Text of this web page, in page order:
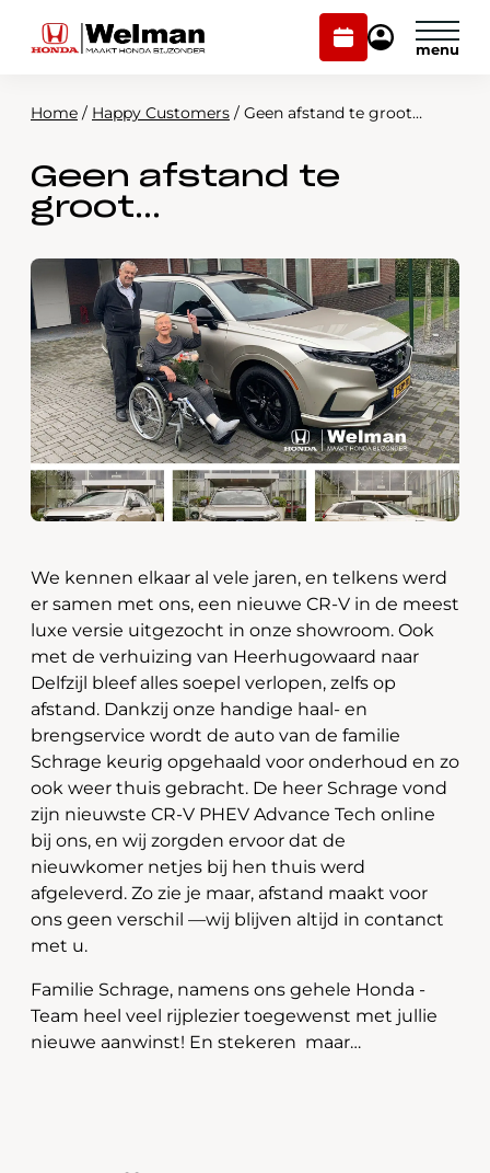
Plan
onderhoud
Mijn
Modellen
Voorraad
Over ons
Webshop
Contact
Plan onderhoud
Home / Happy Customers / Geen afstand te groot…
Geen afstand te
groot…
We kennen elkaar al vele jaren, en telkens werd
er samen met ons, een nieuwe CR-V in de meest
luxe versie uitgezocht in onze showroom. Ook
met de verhuizing van Heerhugowaard naar
Delfzijl bleef alles soepel verlopen, zelfs op
afstand. Dankzij onze handige haal- en
brengservice wordt de auto van de familie
Schrage keurig opgehaald voor onderhoud en zo
ook weer thuis gebracht. De heer Schrage vond
zijn nieuwste CR-V PHEV Advance Tech online
bij ons, en wij zorgden ervoor dat de
nieuwkomer netjes bij hen thuis werd
afgeleverd. Zo zie je maar, afstand maakt voor
ons geen verschil —wij blijven altijd in contanct
met u.
Familie Schrage, namens ons gehele Honda -
Team heel veel rijplezier toegewenst met jullie
nieuwe aanwinst! En stekeren maar…